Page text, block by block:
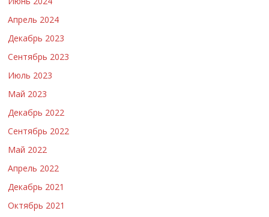
Апрель 2024
Декабрь 2023
Сентябрь 2023
Июль 2023
Май 2023
Декабрь 2022
Сентябрь 2022
Май 2022
Апрель 2022
Декабрь 2021
Октябрь 2021